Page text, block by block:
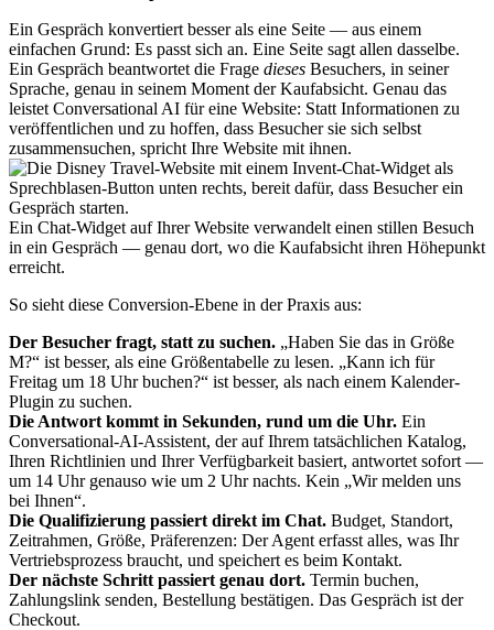
Ein Gespräch konvertiert besser als eine Seite — aus einem
einfachen Grund: Es passt sich an. Eine Seite sagt allen dasselbe.
Ein Gespräch beantwortet die Frage dieses Besuchers, in seiner
Sprache, genau in seinem Moment der Kaufabsicht. Genau das
leistet Conversational AI für eine Website: Statt Informationen zu
veröffentlichen und zu hoffen, dass Besucher sie sich selbst
zusammensuchen, spricht Ihre Website mit ihnen.
Ein Chat-Widget auf Ihrer Website verwandelt einen stillen Besuch
in ein Gespräch — genau dort, wo die Kaufabsicht ihren Höhepunkt
erreicht.
So sieht diese Conversion-Ebene in der Praxis aus:
Der Besucher fragt, statt zu suchen. „Haben Sie das in Größe
M?“ ist besser, als eine Größentabelle zu lesen. „Kann ich für
Freitag um 18 Uhr buchen?“ ist besser, als nach einem Kalender-
Plugin zu suchen.
Die Antwort kommt in Sekunden, rund um die Uhr. Ein
Conversational-AI-Assistent, der auf Ihrem tatsächlichen Katalog,
Ihren Richtlinien und Ihrer Verfügbarkeit basiert, antwortet sofort —
um 14 Uhr genauso wie um 2 Uhr nachts. Kein „Wir melden uns
bei Ihnen“.
Die Qualifizierung passiert direkt im Chat. Budget, Standort,
Zeitrahmen, Größe, Präferenzen: Der Agent erfasst alles, was Ihr
Vertriebsprozess braucht, und speichert es beim Kontakt.
Der nächste Schritt passiert genau dort. Termin buchen,
Zahlungslink senden, Bestellung bestätigen. Das Gespräch ist der
Checkout.